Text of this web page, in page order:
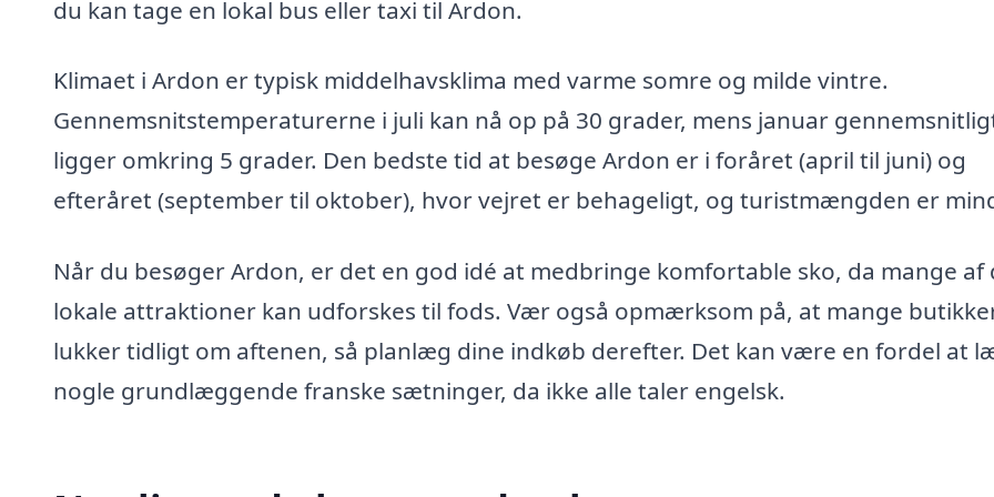
du kan tage en lokal bus eller taxi til Ardon.
Klimaet i Ardon er typisk middelhavsklima med varme somre og milde vintre.
Gennemsnitstemperaturerne i juli kan nå op på 30 grader, mens januar
ligger omkring 5 grader. Den bedste tid at besøge Ardon er i foråret (april til juni) og
efteråret (september til oktober), hvor vejret er behageligt, og turistmængden er
Når du besøger Ardon, er det en god idé at medbringe komfortable sko, da mange af
lokale attraktioner kan udforskes til fods. Vær også opmærksom på, at mange
lukker tidligt om aftenen, så planlæg dine indkøb derefter. Det kan være en fordel at
nogle grundlæggende franske sætninger, da ikke alle taler engelsk.